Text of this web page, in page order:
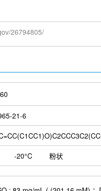
26794805/
21-6
-20°C 粉状